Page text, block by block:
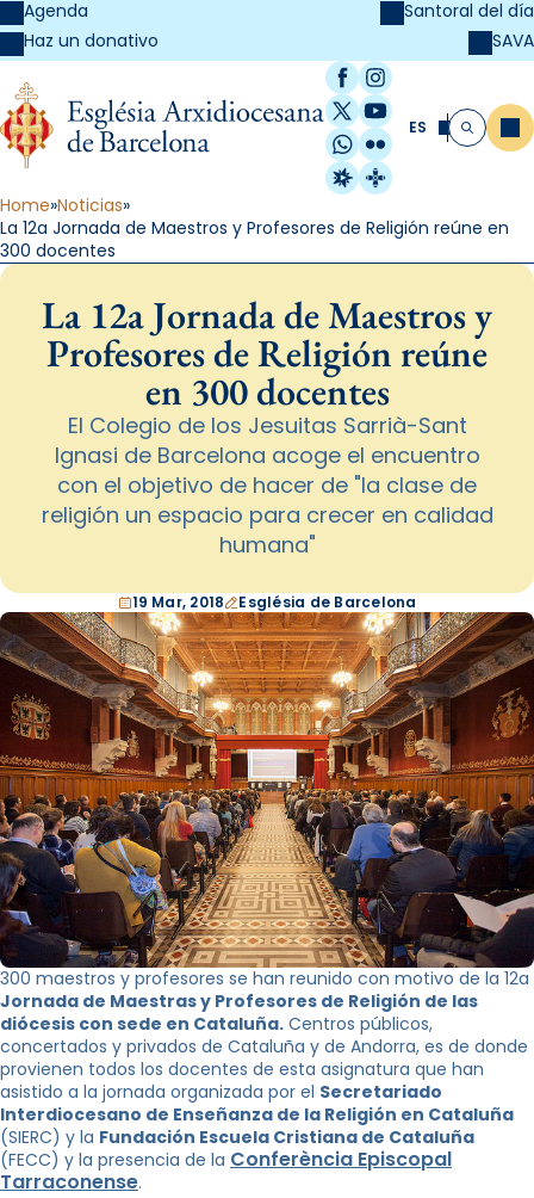
Agenda
Haz un donativo
Santoral del día
SAVA
Facebook
Instagram
X / Twitter
YouTube
WhatsApp
Flickr
Radio Estel
Catalunya
ES Buscar
Home Noticias
La 12a Jornada de Maestros y Profesores de Religión reúne en
300 docentes
La 12a Jornada de Maestros y
Profesores de Religión reúne
en 300 docentes
El Colegio de los Jesuitas Sarrià-Sant
Ignasi de Barcelona acoge el encuentro
con el objetivo de hacer de "la clase de
religión un espacio para crecer en calidad
humana"
19 Mar, 2018 Església de Barcelona
300 maestros y profesores se han reunido con motivo de la 12a
Jornada de Maestras y Profesores de Religión de las
diócesis con sede en Cataluña. Centros públicos,
concertados y privados de Cataluña y de Andorra, es de donde
provienen todos los docentes de esta asignatura que han
asistido a la jornada organizada por el Secretariado
Interdiocesano de Enseñanza de la Religión en Cataluña
(SIERC) y la Fundación Escuela Cristiana de Cataluña
(FECC) y la presencia de la Conferència Episcopal
Tarraconense.